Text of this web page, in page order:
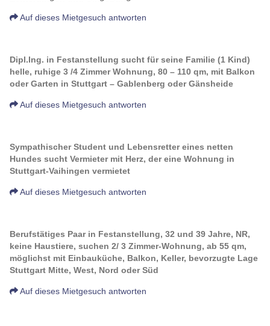
Auf dieses Mietgesuch antworten
Dipl.Ing. in Festanstellung sucht für seine Familie (1 Kind)
helle, ruhige 3 /4 Zimmer Wohnung, 80 – 110 qm, mit Balkon
oder Garten in Stuttgart – Gablenberg oder Gänsheide
Auf dieses Mietgesuch antworten
Sympathischer Student und Lebensretter eines netten
Hundes sucht Vermieter mit Herz, der eine Wohnung in
Stuttgart-Vaihingen vermietet
Auf dieses Mietgesuch antworten
Berufstätiges Paar in Festanstellung, 32 und 39 Jahre, NR,
keine Haustiere, suchen 2/ 3 Zimmer-Wohnung, ab 55 qm,
möglichst mit Einbauküche, Balkon, Keller, bevorzugte Lage
Stuttgart Mitte, West, Nord oder Süd
Auf dieses Mietgesuch antworten